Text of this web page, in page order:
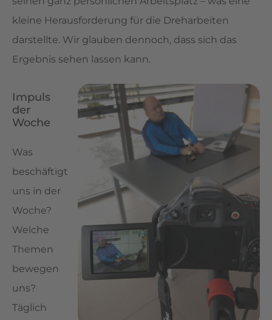
kleine Herausforderung für die Dreharbeiten
darstellte. Wir glauben dennoch, dass sich das
Ergebnis sehen lassen kann.
Impuls
der
Woche
Was
beschäftigt
uns in der
Woche?
Welche
Themen
bewegen
uns?
Täglich